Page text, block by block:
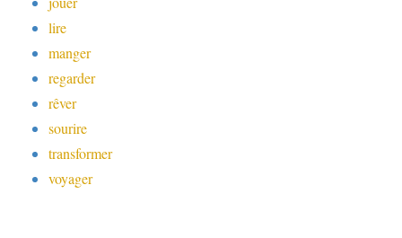
lire
manger
regarder
rêver
sourire
transformer
voyager